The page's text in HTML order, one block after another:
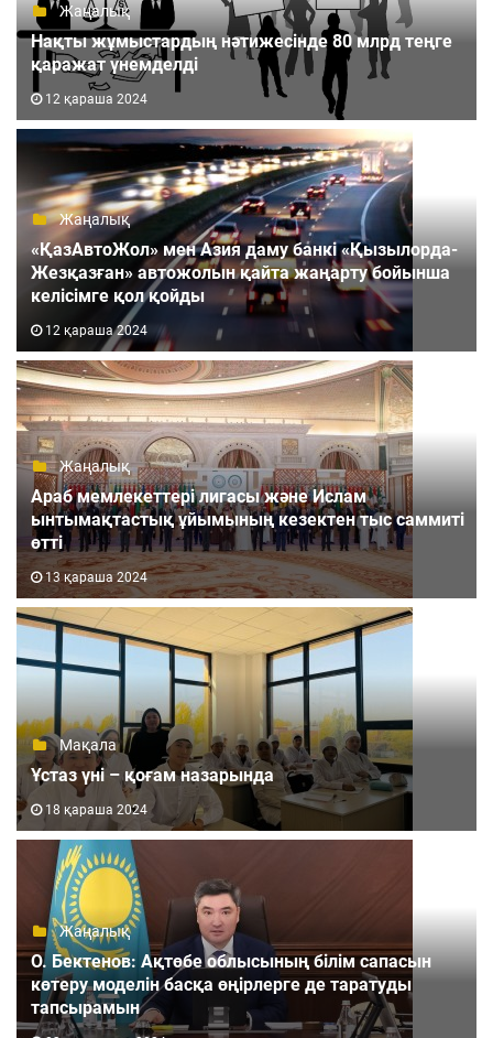
Жаңалық
Нақты жұмыстардың нәтижесінде 80 млрд теңге
қаражат үнемделді
12 қараша 2024
Жаңалық
«ҚазАвтоЖол» мен Азия даму банкі «Қызылорда-
Жезқазған» автожолын қайта жаңарту бойынша
келісімге қол қойды
12 қараша 2024
Жаңалық
Араб мемлекеттері лигасы және Ислам
ынтымақтастық ұйымының кезектен тыс саммиті
өтті
13 қараша 2024
Мақала
Ұстаз үні – қоғам назарында
18 қараша 2024
Жаңалық
О. Бектенов: Ақтөбе облысының білім сапасын
көтеру моделін басқа өңірлерге де таратуды
тапсырамын